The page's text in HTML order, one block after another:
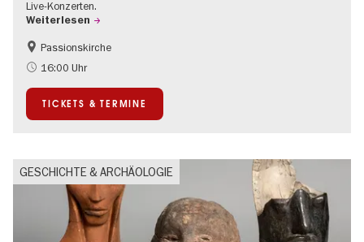
Live-Konzerten.
Weiterlesen
Barrierefrei
Kultursommer
Passionskirche
16:00 Uhr
TICKETS & TERMINE
GESCHICHTE & ARCHÄOLOGIE